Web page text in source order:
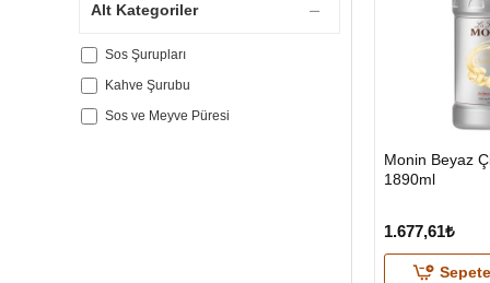
Alt Kategoriler
Sos Şurupları
Kahve Şurubu
Sos ve Meyve Püresi
HIZLI
GÖNDERİ
Monin Beyaz
1890ml
1.677,61₺